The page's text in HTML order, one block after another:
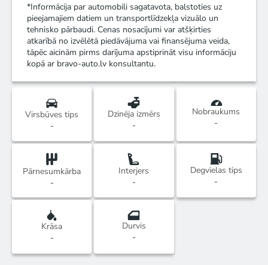
*Informācija par automobili sagatavota, balstoties uz
pieejamajiem datiem un transportlīdzekļa vizuālo un
tehnisko pārbaudi. Cenas nosacījumi var atšķirties
atkarībā no izvēlētā piedāvājuma vai finansējuma veida,
tāpēc aicinām pirms darījuma apstiprināt visu informāciju
kopā ar bravo-auto.lv konsultantu.
Virsbūves tips
-
Dzinēja izmērs
-
Nobraukums
-
Pārnesumkārba
-
Interjers
-
Degvielas tips
-
Krāsa
-
Durvis
-